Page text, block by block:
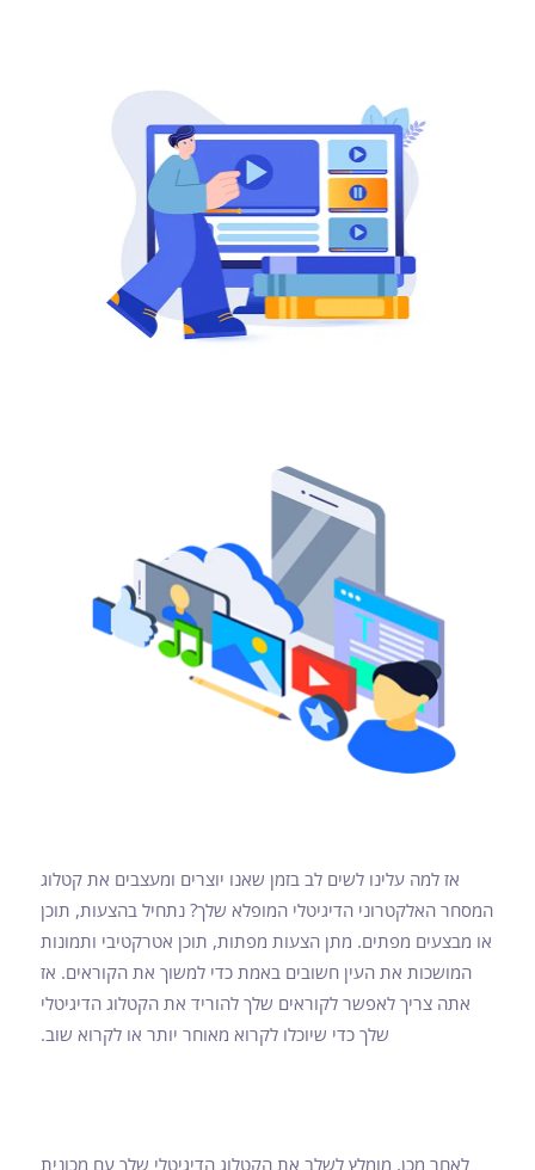
אז למה עלינו לשים לב בזמן שאנו יוצרים ומעצבים את קטלוג
המסחר האלקטרוני הדיגיטלי המופלא שלך? נתחיל בהצעות, תוכן
או מבצעים מפתים. מתן הצעות מפתות, תוכן אטרקטיבי ותמונות
המושכות את העין חשובים באמת כדי למשוך את הקוראים. אז
אתה צריך לאפשר לקוראים שלך להוריד את הקטלוג הדיגיטלי
שלך כדי שיוכלו לקרוא מאוחר יותר או לקרוא שוב.
לאחר מכן, מומלץ לשלב את הקטלוג הדיגיטלי שלך עם מכונית